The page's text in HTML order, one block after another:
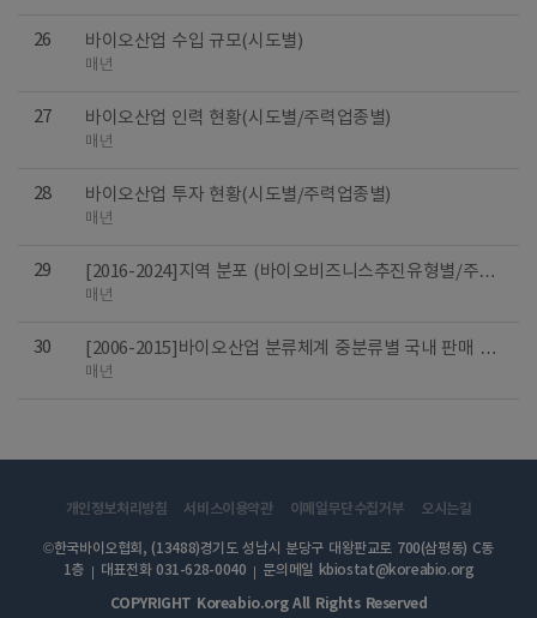
26 바이오산업 수입 규모(시도별)
매년
27 바이오산업 인력 현황(시도별/주력업종별)
매년
28 바이오산업 투자 현황(시도별/주력업종별)
매년
29
[2016-2024]지역 분포 (바이오비즈니스추진유형별/주력
업종별)
매년
30
[2006-2015]바이오산업 분류체계 중분류별 국내 판매 및
수출 규모
매년
개인정보처리방침 서비스이용약관 이메일무단수집거부 오시는길
©한국바이오협회, (13488)경기도 성남시 분당구 대왕판교로 700(삼평동) C동
1층
대표전화 031-628-0040
문의메일 kbiostat@koreabio.org
COPYRIGHT Koreabio.org All Rights Reserved